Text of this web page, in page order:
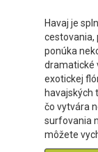
Havaj je
cestovania,
ponúka
dramatické
exotickej
havajských
čo vytvára
surfovania
môžete